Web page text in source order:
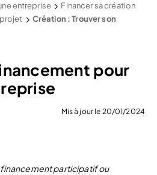
entreprise
Financer sa création
projet
Création : Trouver son
pour
Mis à jour le 20/01/2024
participatif ou